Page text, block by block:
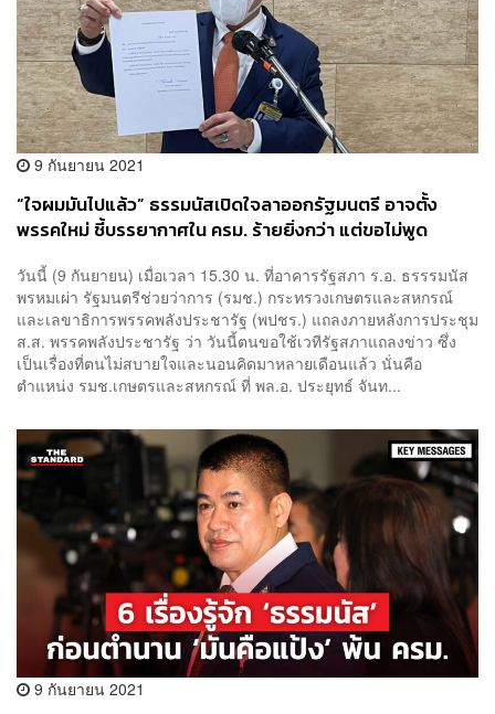
9 กันยายน 2021
“ใจผมมันไปแล้ว” ธรรมนัสเปิดใจลาออกรัฐมนตรี อาจตั้ง
พรรคใหม่ ชี้บรรยากาศใน ครม. ร้ายยิ่งกว่า แต่ขอไม่พูด
วันนี้ (9 กันยายน) เมื่อเวลา 15.30 น. ที่อาคารรัฐสภา ร.อ. ธรรรมนัส
พรหมเผ่า รัฐมนตรีช่วยว่าการ (รมช.) กระทรวงเกษตรและสหกรณ์
และเลขาธิการพรรคพลังประชารัฐ (พปชร.) แถลงภายหลังการประชุม
ส.ส. พรรคพลังประชารัฐ ว่า วันนี้ตนขอใช้เวทีรัฐสภาแถลงข่าว ซึ่ง
เป็นเรื่องที่ตนไม่สบายใจและนอนคิดมาหลายเดือนแล้ว นั่นคือ
ตำแหน่ง รมช.เกษตรและสหกรณ์ ที่ พล.อ. ประยุทธ์ จันท...
9 กันยายน 2021